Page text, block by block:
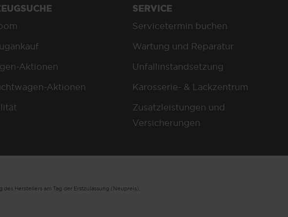
Aktionen
Aktionen
SERVICE
Servicetermin buchen
Wartung und Reparatur
Unfallinstandsetzung
Karosserie- & Lackzentrum
Zusatzleistungen und
Versicherungen
Herstellers am Tag der Erstzulassung (Neupreis).